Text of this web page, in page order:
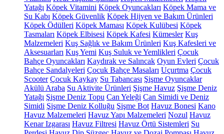
Yatağı Köpek Vitamini Köpek Oyuncakları Köpek Mama ve
Su Kabı Köpek Güvenlik Köpek Hijyen ve Bakım Ürünleri
Köpek Ödülleri Köpek Maması Köpek Kulübesi Köpek
Tasmaları Köpek Elbisesi Köpek Kafesi Kümesler Kuş
Malzemeleri Kuş Sağlık ve Bakım Ürünleri Kuş Kafesleri ve
Aksesuarları Kuş Yemi Kuş Suluk ve Yemlikleri Çocuk
Bahçe Oyuncakları Kaydırak ve Salıncak Oyun Evleri Çocuk
Bahçe Sandalyeleri Çocuk Bahçe Masaları Uçurtma Çocuk
Scooter Çocuk Kaykay Su Tabancası Şişme Oyuncaklar
Akülü Araba Su Aktivite Ürünleri Şişme Havuz Şişme Deniz
Yatağı Şişme Deniz Topu Can Yeleği Can Simidi ve Deniz
Simidi Şişme Deniz Kolluğu Şişme Bot Havuz Bonesi Kano
Havuz Malzemeleri Havuz Yapı Malzemeleri Nozul Havuz
Kenar Izgarası Havuz Filtresi Havuz Örtü Sistemleri Su